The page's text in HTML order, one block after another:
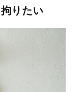
りたい